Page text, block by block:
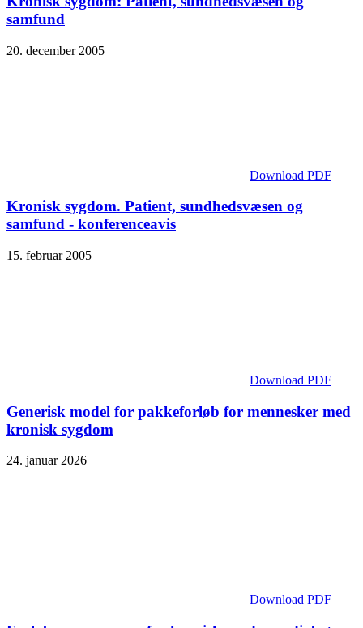
samfund
20. december 2005
Download PDF
Kronisk sygdom. Patient, sundhedsvæsen og
samfund - konferenceavis
15. februar 2005
Download PDF
Generisk model for pakkeforløb for mennesker med
kronisk sygdom
24. januar 2026
Download PDF